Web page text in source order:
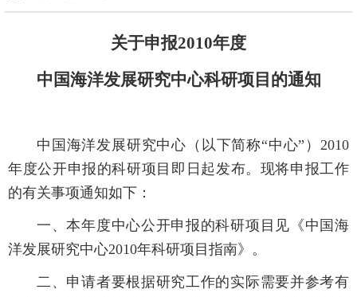
关于申报2010年度
中国海洋发展研究中心科研项目的通知
中国海洋发展研究中心（以下简称“中心”）2010
年度公开申报的科研项目即日起发布。现将申报工作
的有关事项通知如下：
一、本年度中心公开申报的科研项目见《中国海
洋发展研究中心2010年科研项目指南》。
二、申请者要根据研究工作的实际需要并参考有